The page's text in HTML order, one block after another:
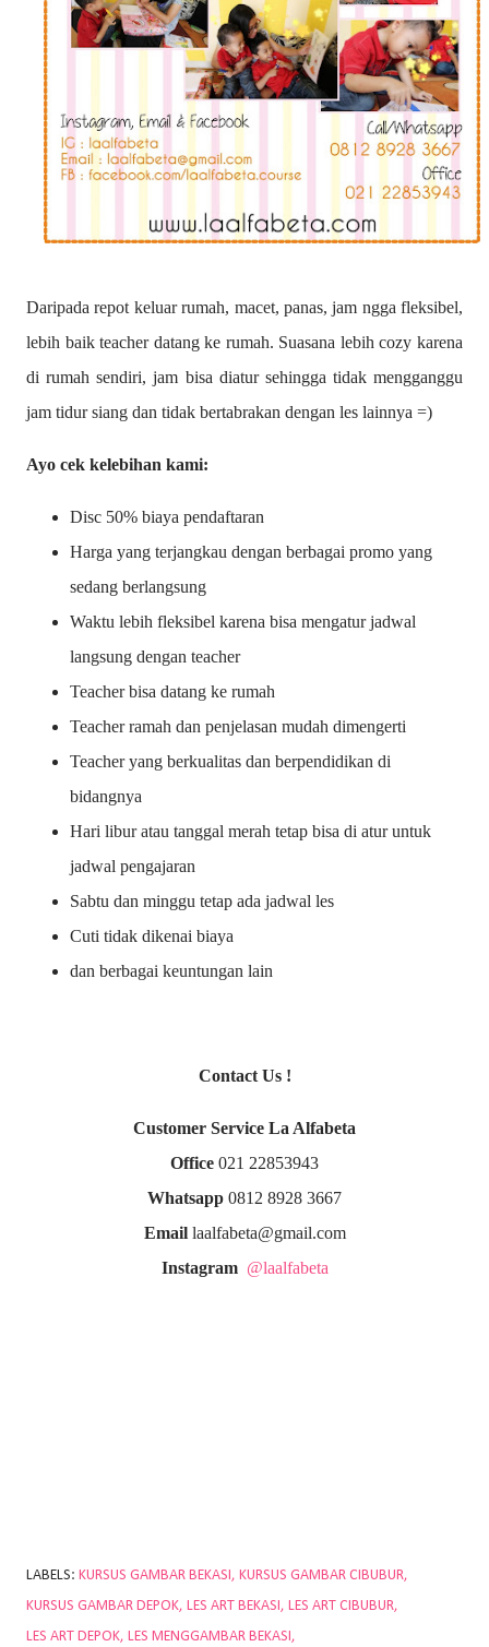
Daripada repot keluar rumah, macet, panas, jam ngga fleksibel,
lebih baik teacher datang ke rumah. Suasana lebih cozy karena
di rumah sendiri, jam bisa diatur sehingga tidak mengganggu
jam tidur siang dan tidak bertabrakan dengan les lainnya =)
Ayo cek kelebihan kami:
Disc 50% biaya pendaftaran
Harga yang terjangkau dengan berbagai promo yang
sedang berlangsung
Waktu lebih fleksibel karena bisa mengatur jadwal
langsung dengan teacher
Teacher bisa datang ke rumah
Teacher ramah dan penjelasan mudah dimengerti
Teacher yang berkualitas dan berpendidikan di
bidangnya
Hari libur atau tanggal merah tetap bisa di atur untuk
jadwal pengajaran
Sabtu dan minggu tetap ada jadwal les
Cuti tidak dikenai biaya
dan berbagai keuntungan lain
Contact Us !
Customer Service La Alfabeta
Office 021 22853943
Whatsapp 0812 8928 3667
Emaillaalfabeta@gmail.com
Instagram @laalfabeta
LABELS: KURSUS GAMBAR BEKASI
KURSUS GAMBAR CIBUBUR
KURSUS GAMBAR DEPOK LES ART BEKASI
LES ART CIBUBUR
LES ART DEPOK LES MENGGAMBAR BEKASI